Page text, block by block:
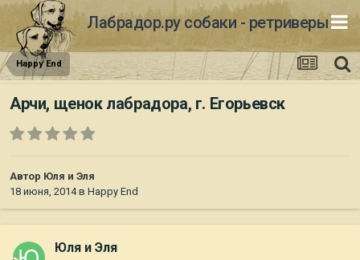
Лабрадор.ру собаки - ретриверы
Happy End
Арчи, щенок лабрадора, г. Егорьевск
Автор Юля и Эля
18 июня, 2014в Happy End
Юля и Эля